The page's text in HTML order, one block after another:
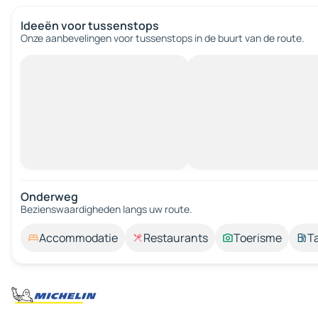
Ideeën voor tussenstops
Onze aanbevelingen voor tussenstops in de buurt van de route.
Onderweg
Bezienswaardigheden langs uw route.
Accommodatie Restaurants Toerisme